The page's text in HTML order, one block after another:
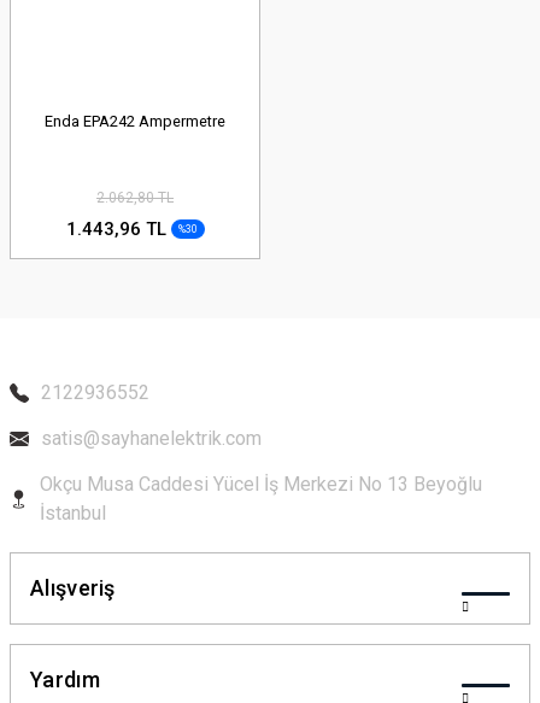
Enda EPA242 Ampermetre
2.062,80 TL
1.443,96 TL %30
2122936552
satis@sayhanelektrik.com
Okçu Musa Caddesi Yücel İş Merkezi No 13 Beyoğlu
İstanbul
Alışveriş
Yardım